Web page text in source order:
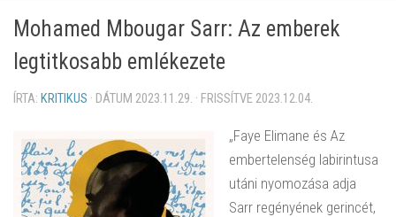
Mohamed Mbougar Sarr: Az emberek
legtitkosabb emlékezete
ÍRTA: KRITIKUS · DÁTUM 2023.11.29. · FRISSÍTVE 2023.12.04.
„Faye Elimane és Az
embertelenség labirintusa
utáni nyomozása adja
Sarr regényének gerincét,